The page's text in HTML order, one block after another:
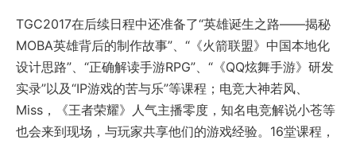
TGC2017在后续日程中还准备了“英雄诞生之路——揭秘
MOBA英雄背后的制作故事”、“《火箭联盟》中国本地化
设计思路”、“正确解读手游RPG”、“《QQ炫舞手游》研发
实录”以及“IP游戏的苦与乐”等课程；电竞大神若风、
Miss，《王者荣耀》人气主播零度，知名电竞解说小苍等
也会来到现场，与玩家共享他们的游戏经验。16堂课程，